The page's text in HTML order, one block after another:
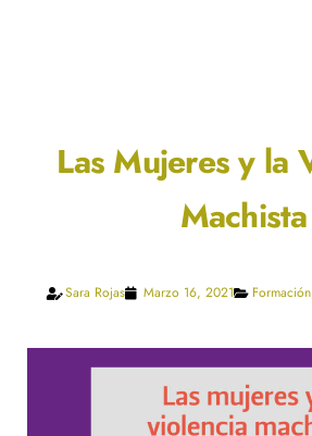
Las Mujeres y la
Machista
Sara Rojas Marzo 16, 2021 Formación